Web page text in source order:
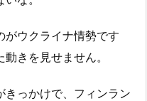
がウクライナ情勢です
きを見せません。
きっかけで、フィンラン